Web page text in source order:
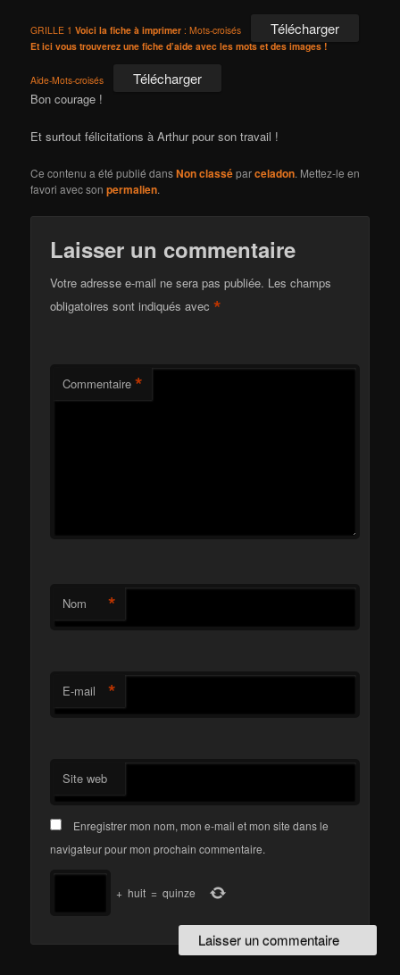
GRILLE 1Voici la fiche à imprimer : Mots-croisés Télécharger
Et ici vous trouverez une fiche d’aide avec les mots et des images !
Aide-Mots-croisés Télécharger
Bon courage !
Et surtout félicitations à Arthur pour son travail !
Ce contenu a été publié dansNon classéparceladon. Mettez-le en
favori avec sonpermalien.
Laisser un commentaire
Votre adresse e-mail ne sera pas publiée. Les champs
obligatoires sont indiqués avec*
Commentaire *
Nom *
E-mail *
Site web
Enregistrer mon nom, mon e-mail et mon site dans le
navigateur pour mon prochain commentaire.
+ huit = quinze